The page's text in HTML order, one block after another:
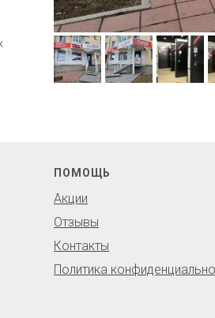
ПОМОЩЬ
Акции
Отзывы
Контакты
Политика